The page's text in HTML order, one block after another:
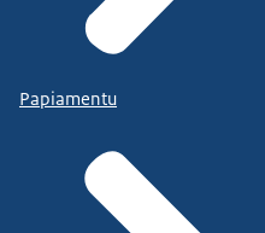
Papiamentu